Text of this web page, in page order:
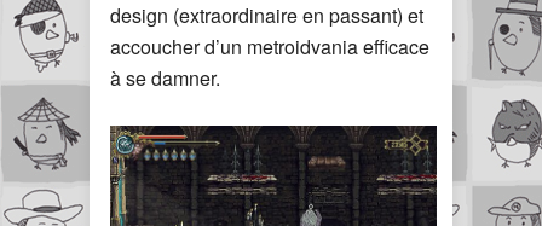
design (extraordinaire en passant) et
accoucher d’un metroidvania efficace
à se damner.